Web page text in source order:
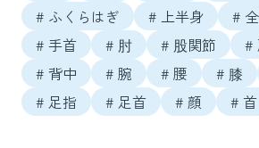
# ふくらはぎ
# 上半身 #
# 手首
# 肘 # 股関節 #
# 背中
# 腕 # 腰 # 膝
# 足指
# 足首 # 顔 # 首